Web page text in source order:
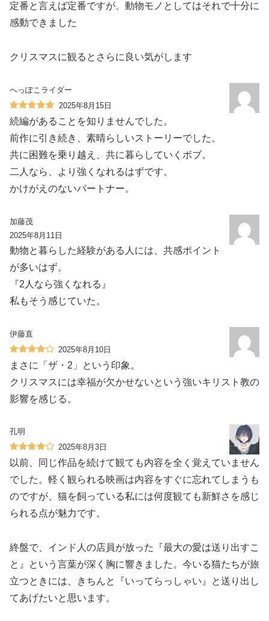
定番と言えば定番ですが、動物モノとしてはそれで十分に
感動できました
クリスマスに観るとさらに良い気がします
へっぽこライダー
2025年8月15日
続編があることを知りませんでした。
前作に引き続き、素晴らしいストーリーでした。
共に困難を乗り越え、共に暮らしていくボブ。
二人なら、より強くなれるはずです。
かけがえのないパートナー。
加藤茂
2025年8月11日
動物と暮らした経験がある人には、共感ポイント
が多いはず。
『2人なら強くなれる』
私もそう感じていた。
伊藤直
2025年8月10日
まさに「ザ・2」という印象。
クリスマスには幸福が欠かせないという強いキリスト教の
影響を感じる。
孔明
2025年8月3日
以前、同じ作品を続けて観ても内容を全く覚えていません
でした。軽く観られる映画は内容をすぐに忘れてしまうも
のですが、猫を飼っている私には何度観ても新鮮さを感じ
られる点が魅力です。
終盤で、インド人の店員が放った『最大の愛は送り出すこ
と』という言葉が深く胸に響きました。今いる猫たちが旅
立つときには、きちんと『いってらっしゃい』と送り出し
てあげたいと思います。